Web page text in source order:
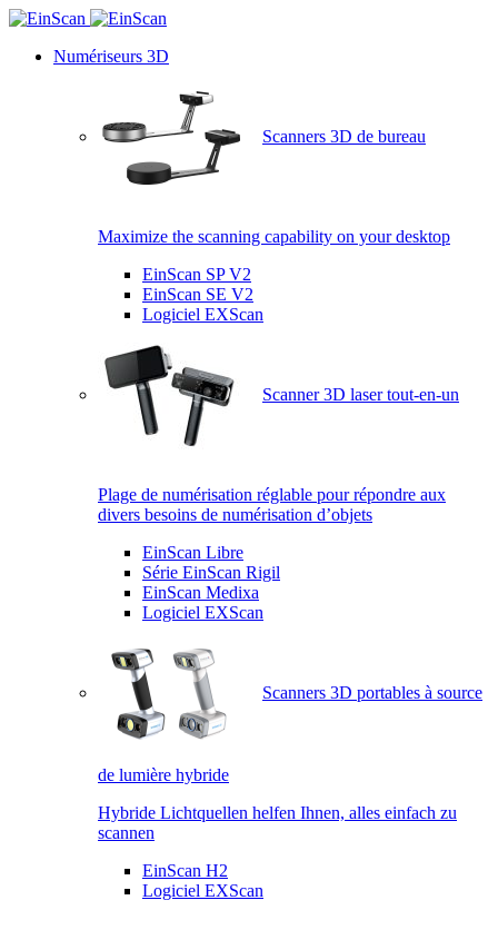
Numériseurs 3D
Scanners 3D de bureau
Maximize the scanning capability on your desktop
EinScan SP V2
EinScan SE V2
Logiciel EXScan
Scanner 3D laser tout-en-un
Plage de numérisation réglable pour répondre aux
divers besoins de numérisation d’objets
EinScan Libre
Série EinScan Rigil
EinScan Medixa
Logiciel EXScan
Scanners 3D portables à source
de lumière hybride
Hybride Lichtquellen helfen Ihnen, alles einfach zu
scannen
EinScan H2
Logiciel EXScan